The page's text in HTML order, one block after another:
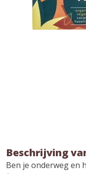
Beschrijving
Ben je onderweg en